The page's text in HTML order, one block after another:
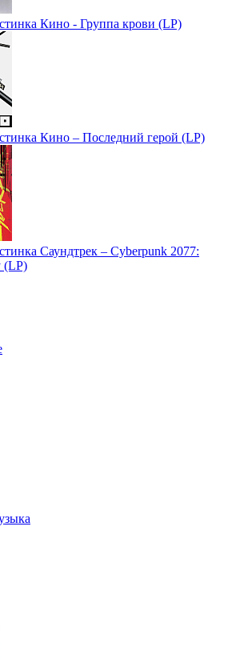
Кино - Группа крови (LP)
Кино – Последний герой (LP)
Саундтрек – Cyberpunk 2077:
(LP)